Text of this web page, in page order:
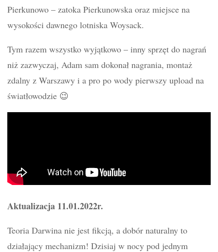
Pierkunowo – zatoka Pierkunowska oraz miejsce na
wysokości dawnego lotniska Woysack.
Tym razem wszystko wyjątkowo – inny sprzęt do nagrań
niż zazwyczaj, Adam sam dokonał nagrania, montaż
zdalny z Warszawy i a pro po wody pierwszy upload na
światłowodzie 😉
Aktualizacja 11.01.2022r.
Teoria Darwina nie jest fikcją, a dobór naturalny to
działający mechanizm! Dzisiaj w nocy pod jednym